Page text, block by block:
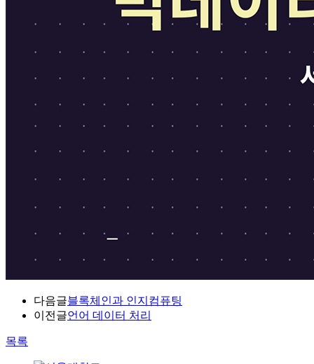
다음글블록체인과 인지컴퓨팅
이전글언어 데이터 처리
목록